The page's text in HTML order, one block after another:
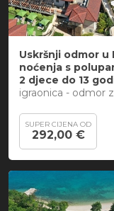
Uskršnji odmor u
noćenja s
2 djece do 13
igraonica - odmor
SUPER CIJENA OD
292,00 €